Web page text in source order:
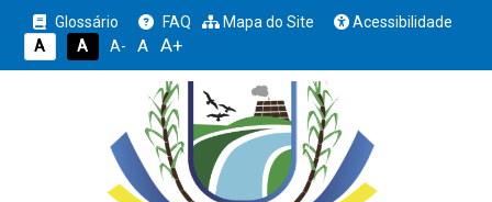
Glossário FAQ Mapa do Site
Acessibilidade
A
A A- A A+